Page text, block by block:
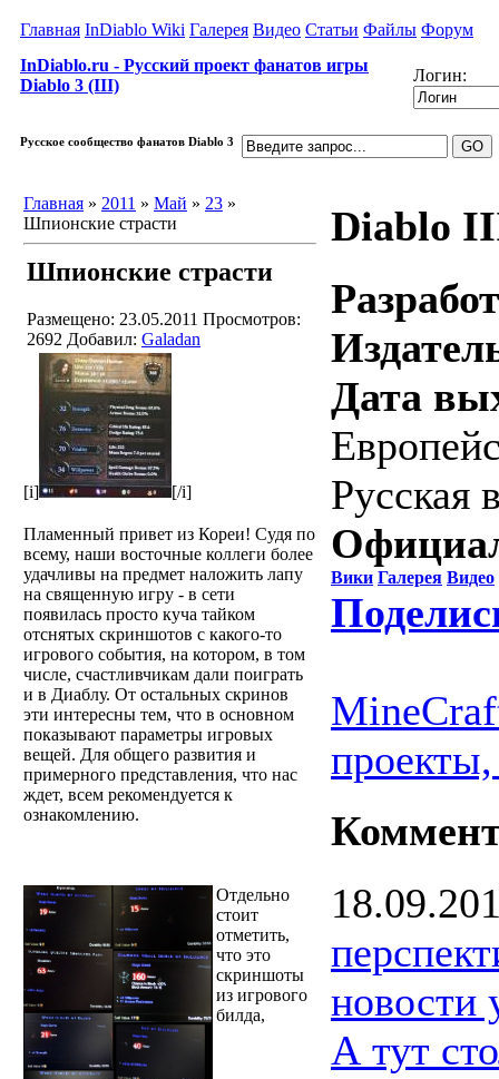
Главная InDiablo Wiki Галерея Видео Статьи Файлы Форум
InDiablo.ru - Русский проект фанатов игры
Diablo 3 (III)
Логин:
Русское сообщество фанатов Diablo 3
Главная » 2011 » Май » 23 »
Шпионские страсти
Шпионские страсти
Размещено: 23.05.2011 Просмотров:
2692 Добавил: Galadan
[i] [/i]
Пламенный привет из Кореи! Судя по
всему, наши восточные коллеги более
удачливы на предмет наложить лапу
на священную игру - в сети
появилась просто куча тайком
отснятых скриншотов с какого-то
игрового события, на котором, в том
числе, счастливчикам дали поиграть
и в Диаблу. От остальных скринов
эти интересны тем, что в основном
показывают параметры игровых
вещей. Для общего развития и
примерного представления, что нас
ждет, всем рекомендуется к
ознакомлению.
Отдельно
стоит
отметить,
что это
скриншоты
из игрового
билда,
Diablo
Дата
Русская
Вики Галерея Видео
новости
А тут